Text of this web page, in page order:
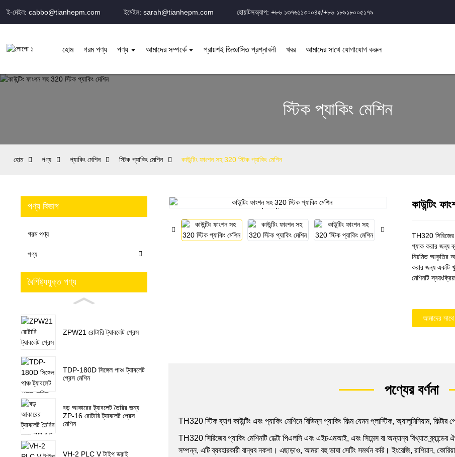
ই-মেইল: cabbo@tianhepm.com ইমেইল: sarah@tianhepm.com হোয়াটসঅ্যাপ: +৮৬ ১৩৭৬১১৩০০৪৫/+৮৬ ১৮৯১৮০০৫১৭৯
হোম গরম পণ্য পণ্য আমাদের সম্পর্কে প্রায়শই জিজ্ঞাসিত প্রশ্নাবলী খবর আমাদের সাথে যোগাযোগ করুন
স্টিক প্যাকিং মেশিন
হোম পণ্য প্যাকিং মেশিন স্টিক প্যাকিং মেশিন কাউন্টিং ফাংশন সহ 320 স্টিক প্যাকিং মেশিন
পণ্য বিভাগ
গরম পণ্য
পণ্য
বৈশিষ্ট্যযুক্ত পণ্য
ZPW21 রোটারি ট্যাবলেট প্রেস
TDP-180D সিঙ্গেল পাঞ্চ ট্যাবলেট
প্রেস মেশিন
বড় আকারের ট্যাবলেট তৈরির জন্য
ZP-16 রোটারি ট্যাবলেট প্রেস
মেশিন
VH-2 PLC V টাইপ ড্রাই
Loading...
Loading... কাউন্টিং
TH320 সিরিজের
প্যাক করার জন্য
নিয়মিত আকৃতির
করার জন্য একটি
মেশিনটি
আমাদের
পণ্যের বর্ণনা
TH320 স্টিক ব্যাগ কাউন্টিং এবং প্যাকিং মেশিনে বিভিন্ন প্যাকিং ফিল্ম যেমন প্লাস্টিক, অ্যালুমিনিয়াম, ফিল্টার
TH320 সিরিজের প্যাকিং মেশিনটি ডেল্টা পিএলসি এবং এইচএমআই, এবং সিমেন্স বা অন্যান্য বিখ্যাত
সম্পন্ন, এটি ব্যবহারকারী বান্ধব নকশা। এছাড়াও, আমরা বহু ভাষা সেটিং সমর্থন করি। ইংরেজি, রাশিয়ান,